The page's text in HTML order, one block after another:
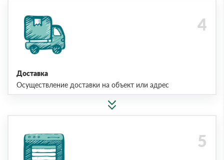
Доставка
Осуществление доставки на объект или адрес